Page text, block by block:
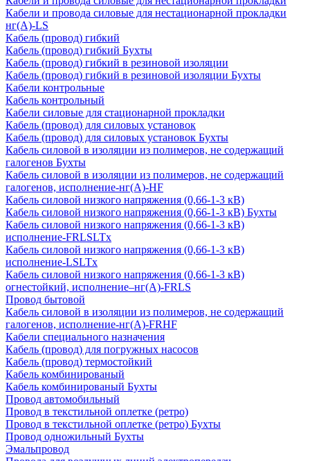
Кабели и провода силовые для нестационарной прокладки
нг(А)-LS
Кабель (провод) гибкий
Кабель (провод) гибкий Бухты
Кабель (провод) гибкий в резиновой изоляции
Кабель (провод) гибкий в резиновой изоляции Бухты
Кабели контрольные
Кабель контрольный
Кабели силовые для стационарной прокладки
Кабель (провод) для силовых установок
Кабель (провод) для силовых установок Бухты
Кабель силовой в изоляции из полимеров, не содержащий
галогенов Бухты
Кабель силовой в изоляции из полимеров, не содержащий
галогенов, исполнение-нг(А)-HF
Кабель силовой низкого напряжения (0,66-1-3 кВ)
Кабель силовой низкого напряжения (0,66-1-3 кВ) Бухты
Кабель силовой низкого напряжения (0,66-1-3 кВ)
исполнение-FRLSLTx
Кабель силовой низкого напряжения (0,66-1-3 кВ)
исполнение-LSLTx
Кабель силовой низкого напряжения (0,66-1-3 кВ)
огнестойкий, исполнение–нг(А)-FRLS
Провод бытовой
Кабель силовой в изоляции из полимеров, не содержащий
галогенов, исполнение-нг(А)-FRHF
Кабели специального назначения
Кабель (провод) для погружных насосов
Кабель (провод) термостойкий
Кабель комбинированый
Кабель комбинированый Бухты
Провод автомобильный
Провод в текстильной оплетке (ретро)
Провод в текстильной оплетке (ретро) Бухты
Провод одножильный Бухты
Эмальпровод